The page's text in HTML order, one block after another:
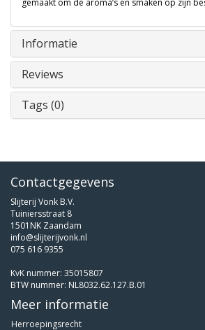
gemaakt om de aroma’s en smaken op zijn
Informatie
Reviews
Tags (0)
Contactgegevens
Slijterij Vonk B.V.
Tuiniersstraat 8
1501NK Zaandam
info@slijterijvonk.nl
075 616 9355
KvK nummer: 35015807
BTW nummer: NL8032.62.127.B.01
Meer informatie
Herroepingsrecht